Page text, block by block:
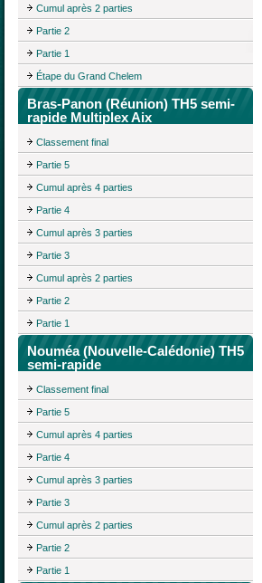
Cumul après 2 parties
Partie 2
Partie 1
Étape du Grand Chelem
Bras-Panon (Réunion) TH5 semi-
rapide Multiplex Aix
Classement final
Partie 5
Cumul après 4 parties
Partie 4
Cumul après 3 parties
Partie 3
Cumul après 2 parties
Partie 2
Partie 1
Nouméa (Nouvelle-Calédonie) TH5
semi-rapide
Classement final
Partie 5
Cumul après 4 parties
Partie 4
Cumul après 3 parties
Partie 3
Cumul après 2 parties
Partie 2
Partie 1